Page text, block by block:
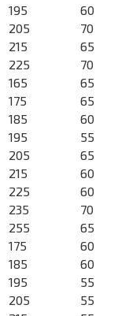
195
60
205
70
215
65
225
70
165
65
175
65
185
60
195
55
205
65
215
60
225
60
235
70
255
65
175
60
185
60
195
55
205
55